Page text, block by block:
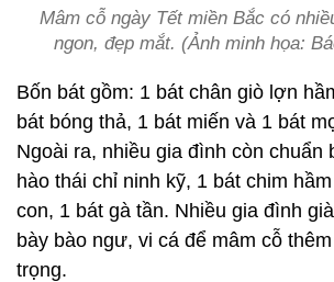
Mâm cỗ ngày Tết miền Bắc có
ngon, đẹp mắt. (Ảnh minh họa:
Bốn bát gồm: 1 bát chân giò lợn
bát bóng thả, 1 bát miến và 1 bát
Ngoài ra, nhiều gia đình còn chuẩn
hào thái chỉ ninh kỹ, 1 bát chim
con, 1 bát gà tần. Nhiều gia đình
bày bào ngư, vi cá để mâm cỗ
trọng.